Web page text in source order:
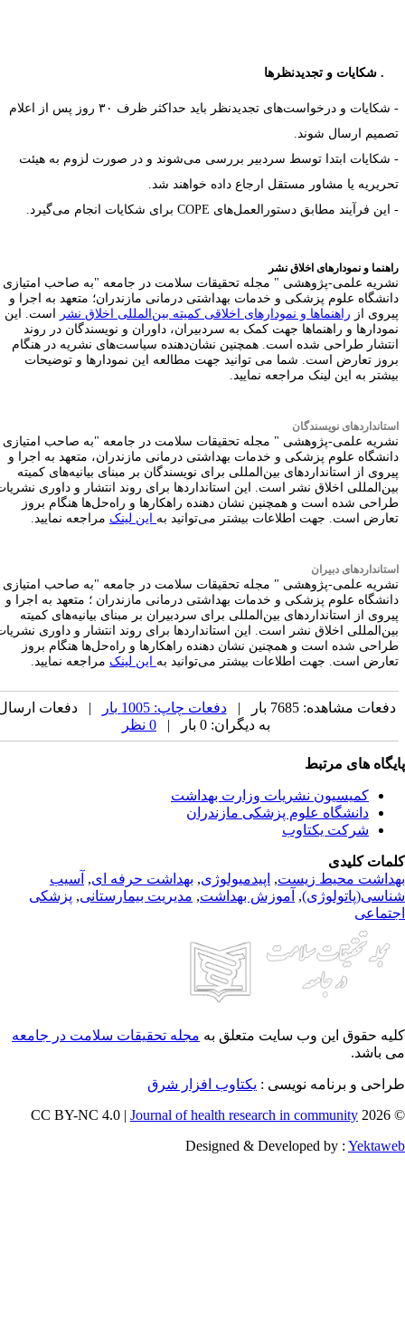
شکایات و تجدیدنظرها
شکایات و درخواست‌های تجدیدنظر باید حداکثر ظرف۳۰روز پس از اعلام
ارسال شوند.
شکایات ابتدا توسط سردبیر بررسی می‌شوند و در صورت لزوم به هیئت
یا مشاور مستقل ارجاع داده خواهند شد.
این فرآیند مطابق دستورالعمل‌هایCOPEبرای شکایات انجام می‌گیرد.
و نمودارهای اخلاق نشر
علمی-پژوهشی " مجله تحقیقات سلامت در جامعه"به صاحب امتیازی
علوم پزشکی و خدمات بهداشتی درمانی مازندران؛ متعهد به اجرا و
از
راهنماها و نمودارهای اخلاقی کمیته بین‌المللی اخلاق نشر است. این
و راهنماها جهت کمک به سردبیران، داوران و نویسندگان در روند
طراحی شده است. همچنین نشان‌دهنده سیاست‌های نشریه در هنگام
تعارض است. شما می توانید جهت مطالعه این نمودارها و توضیحات
به
این لینک مراجعه نمایید.
نویسندگان
علمی-پژوهشی " مجله تحقیقات سلامت در جامعه"به صاحب امتیازی
علوم پزشکی و خدمات بهداشتی درمانی مازندران، متعهد به اجرا و
از استانداردهای بین‌المللی برای نویسندگان بر مبنای بیانیه‌های کمیته
اخلاق نشر است. این استانداردها برای روند انتشار و داوری نشریات
شده است و همچنین نشان دهنده راهکارها و راه‌حل‌ها هنگام بروز
است. جهت اطلاعات بیشتر می‌توانید به این لینک مراجعه نمایید.
دبیران
علمی-پژوهشی " مجله تحقیقات سلامت در جامعه"به صاحب امتیازی
علوم پزشکی و خدمات بهداشتی درمانی مازندران ؛ متعهد به اجرا و
از استانداردهای بین‌المللی برای سردبیران بر مبنای بیانیه‌های کمیته
اخلاق نشر است. این استانداردها برای روند انتشار و داوری نشریات
شده است و همچنین نشان دهنده راهکارها و راه‌حل‌ها هنگام بروز
است. جهت اطلاعات بیشتر می‌توانید به این لینک مراجعه نمایید.
مشاهده: 7685 بار | دفعات چاپ: 1005 بار
| دفعات ارسال
به دیگران: 0 بار |
های مرتبط
کمیسیون نشریات وزارت بهداشت
دانشگاه علوم پزشکی مازندران
شرکت یکتاوب
کلیدی
محیط زیست,اپیدمیولوژی ,بهداشت حرفه ای ,آسیب
,آموزش بهداشت,مدیریت بیمارستانی, پزشکی
حقوق این وب سایت متعلق بهمجله تحقیقات سلامت در جامعه
باشد.
و برنامه نویسی : یکتاوب افزار شرق
©
Journal of health research in community
Designed & Developed by :